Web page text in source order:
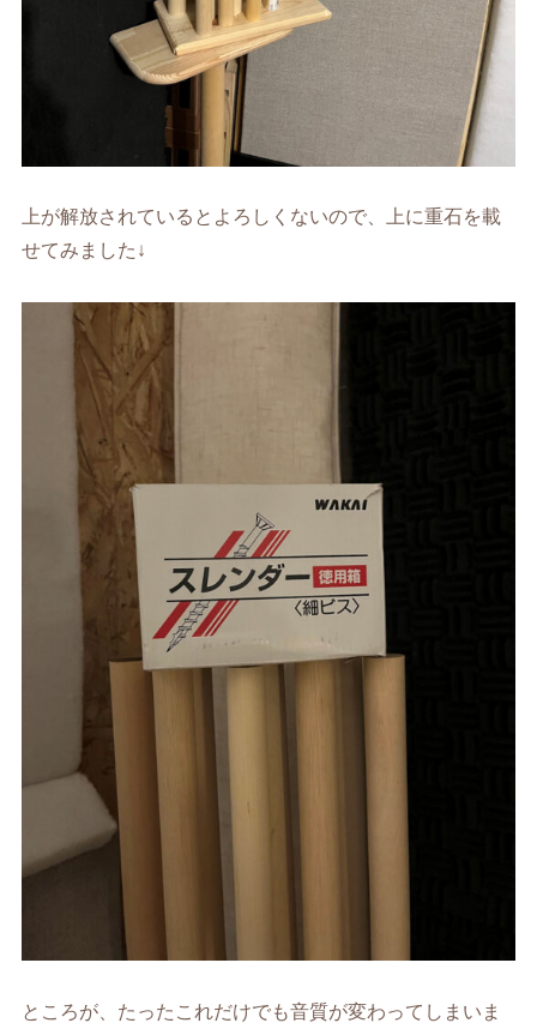
上が解放されているとよろしくないので、上に重石を載
せてみました↓
ところが、たったこれだけでも音質が変わってしまいま